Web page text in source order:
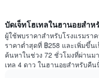
บัดเจ็ทโฮเทลในฮานอยสำ
ผู้ใช้พบราคาสำหรับโรงแรมรา
ราคาต่ำสุดที่ ฿258 และเพิ่มขึ้น
ค้นหาในช่วง 72 ชั่วโมงที่ผ่านม
เทล 4 ดาว ในฮานอยสำหรับคืน